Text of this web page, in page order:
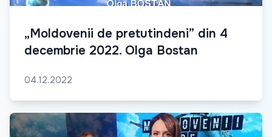
„Moldovenii de pretutindeni” din 4
decembrie 2022. Olga Bostan
04.12.2022